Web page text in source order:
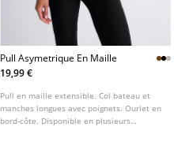
Pull Asymetrique En Maille
19,99 €
Pull en maille extensible. Col bateau et
manches longues avec poignets. Ourlet en
bord-côte. Disponible en plusieurs